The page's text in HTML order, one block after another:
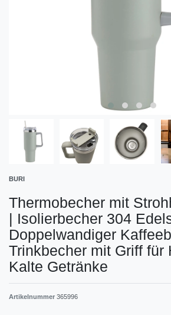
BURI
Thermobecher mit
| Isolierbecher 304
Doppelwandiger
Trinkbecher mit Griff für
Kalte Getränke
Artikelnummer 365996